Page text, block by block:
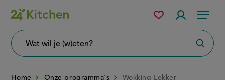
Overslaan
en
naar
Menu
wil
Mijn
bewaarde
Home Onze programma's Wokking Lekker